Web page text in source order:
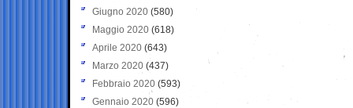
Giugno 2020 (580)
Maggio 2020 (618)
Aprile 2020 (643)
Marzo 2020 (437)
Febbraio 2020 (593)
Gennaio 2020 (596)